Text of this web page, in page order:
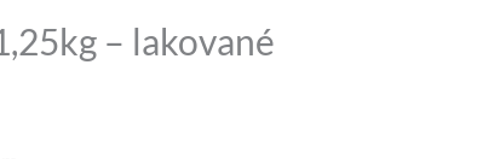
– lakované